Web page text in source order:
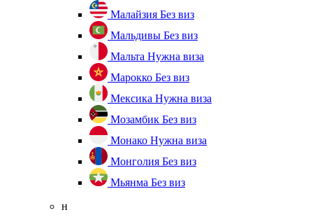
Малайзия Без виз
Мальдивы Без виз
Мальта Нужна виза
Марокко Без виз
Мексика Нужна виза
Мозамбик Без виз
Монако Нужна виза
Монголия Без виз
Мьянма Без виз
н